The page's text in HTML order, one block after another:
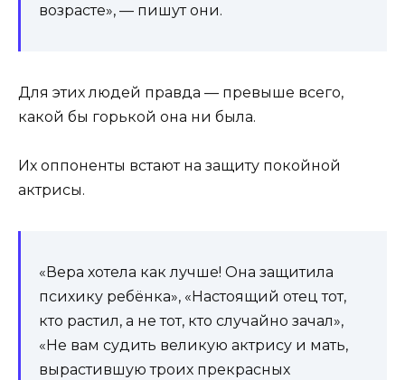
возрасте», — пишут они.
Для этих людей правда — превыше всего,
какой бы горькой она ни была.
Их оппоненты встают на защиту покойной
актрисы.
«Вера хотела как лучше! Она защитила
психику ребёнка», «Настоящий отец тот,
кто растил, а не тот, кто случайно зачал»,
«Не вам судить великую актрису и мать,
вырастившую троих прекрасных